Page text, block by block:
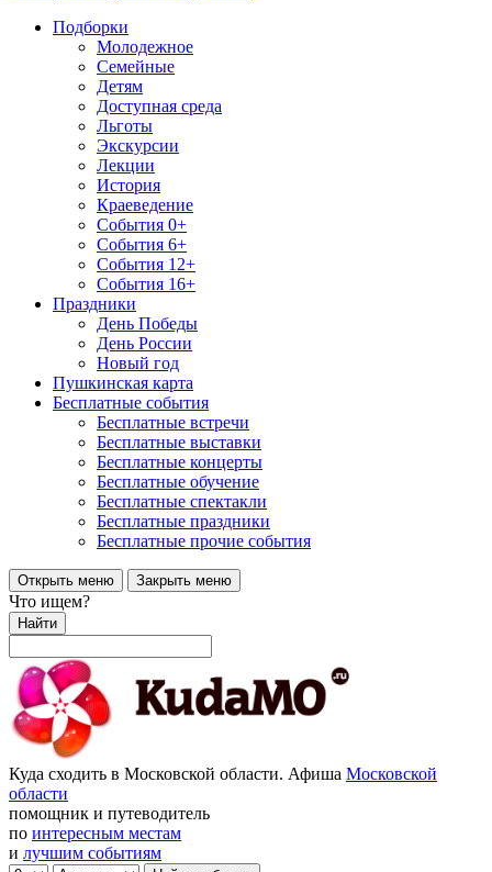
Подборки
Молодежное
Семейные
Детям
Доступная среда
Льготы
Экскурсии
Лекции
История
Краеведение
События 0+
События 6+
События 12+
События 16+
Праздники
День Победы
День России
Новый год
Пушкинская карта
Бесплатные события
Бесплатные встречи
Бесплатные выставки
Бесплатные концерты
Бесплатные обучение
Бесплатные спектакли
Бесплатные праздники
Бесплатные прочие события
Открыть меню Закрыть меню
Что ищем?
Найти
Куда сходить в Московской области. Афиша Московской
области
помощник и путеводитель
по интересным местам
и лучшим событиям